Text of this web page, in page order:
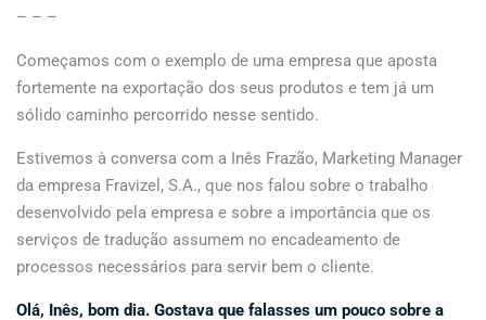
– – –
Começamos com o exemplo de uma empresa que aposta
fortemente na exportação dos seus produtos e tem já um
sólido caminho percorrido nesse sentido.
Estivemos à conversa com a Inês Frazão, Marketing Manager
da empresa Fravizel, S.A., que nos falou sobre o trabalho
desenvolvido pela empresa e sobre a importância que os
serviços de tradução assumem no encadeamento de
processos necessários para servir bem o cliente.
Olá, Inês, bom dia. Gostava que falasses um pouco sobre a